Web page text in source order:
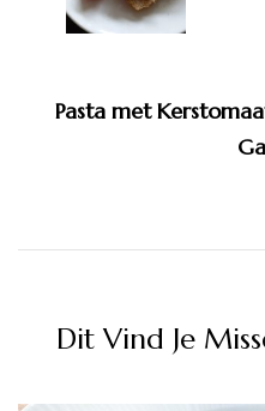
Pasta met
Dit Vind Je